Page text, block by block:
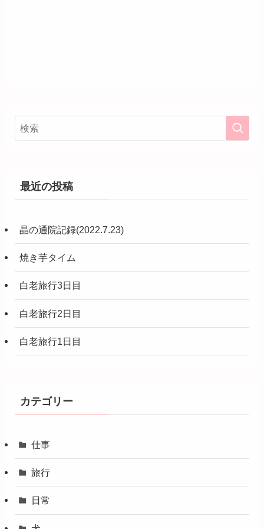
最近の投稿
晶の通院記録(2022.7.23)
焼き芋タイム
白老旅行3日目
白老旅行2日目
白老旅行1日目
カテゴリー
仕事
旅行
日常